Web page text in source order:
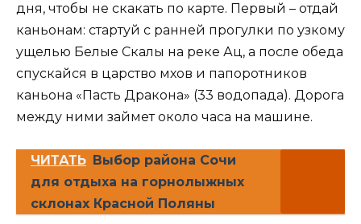
дня, чтобы не скакать по карте. Первый – отдай
каньонам: стартуй с ранней прогулки по узкому
ущелью Белые Скалы на реке Ац, а после обеда
спускайся в царство мхов и папоротников
каньона «Пасть Дракона» (33 водопада). Дорога
между ними займет около часа на машине.
ЧИТАТЬ Выбор района Сочи
для отдыха на горнолыжных
склонах Красной Поляны